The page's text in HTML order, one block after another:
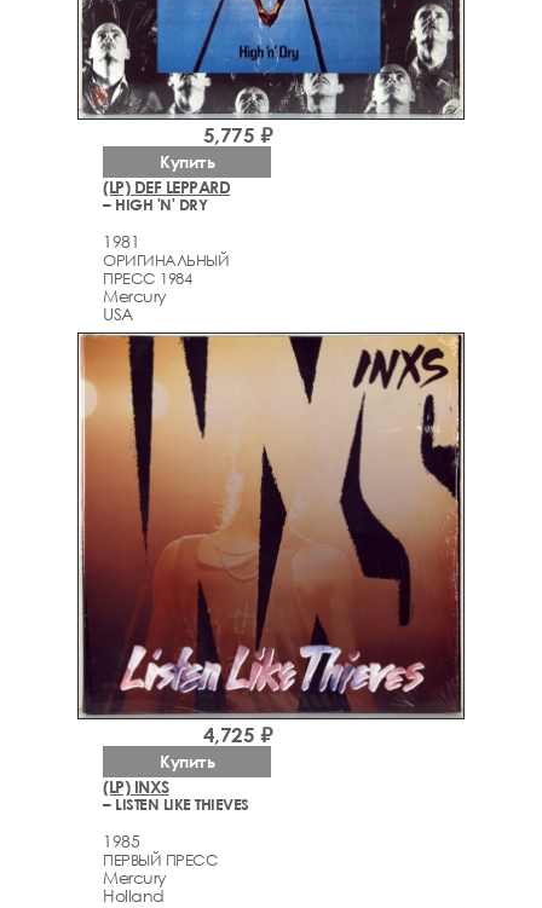
(LP) DEF LEPPARD
– HIGH 'N' DRY
1981
ОРИГИНАЛЬНЫЙ
ПРЕСС 1984
Mercury
USA
5,775 ₽
Купить
(LP) INXS
– LISTEN LIKE THIEVES
1985
ПЕРВЫЙ ПРЕСС
Mercury
Holland
4,725 ₽
Купить